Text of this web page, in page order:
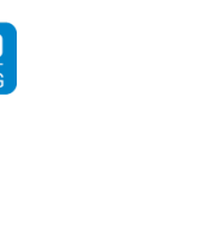
tính quyết định.
mm